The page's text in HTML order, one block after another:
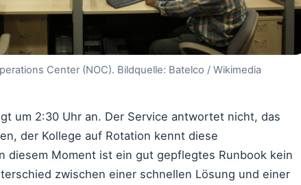
Center (NOC). Bildquelle: Batelco / Wikimedia
um 2:30 Uhr an. Der Service antwortet nicht, das
der Kollege auf Rotation kennt diese
diesem Moment ist ein gut gepflegtes Runbook kein
zwischen einer schnellen Lösung und einer